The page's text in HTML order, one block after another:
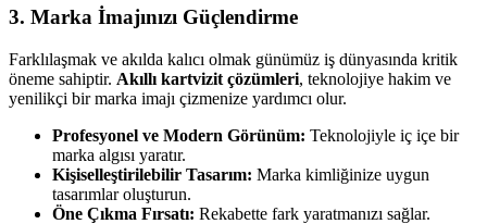
3. Marka İmajınızı Güçlendirme
Farklılaşmak ve akılda kalıcı olmak günümüz iş dünyasında kritik
öneme sahiptir. Akıllı kartvizit çözümleri, teknolojiye hakim ve
yenilikçi bir marka imajı çizmenize yardımcı olur.
Profesyonel ve Modern Görünüm: Teknolojiyle iç içe bir
marka algısı yaratır.
Kişiselleştirilebilir Tasarım: Marka kimliğinize uygun
tasarımlar oluşturun.
Öne Çıkma Fırsatı: Rekabette fark yaratmanızı sağlar.